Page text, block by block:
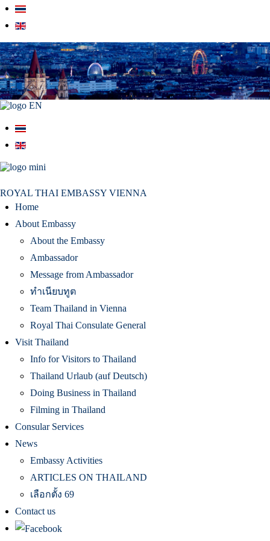
ROYAL THAI EMBASSY VIENNA
Home
About Embassy
About the Embassy
Ambassador
Message from Ambassador
ทำเนียบทูต
Team Thailand in Vienna
Royal Thai Consulate General
Visit Thailand
Info for Visitors to Thailand
Thailand Urlaub (auf Deutsch)
Doing Business in Thailand
Filming in Thailand
Consular Services
News
Embassy Activities
ARTICLES ON THAILAND
เลือกตั้ง 69
Contact us